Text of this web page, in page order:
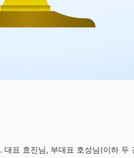
표 효진님, 부대표 호성님(이하